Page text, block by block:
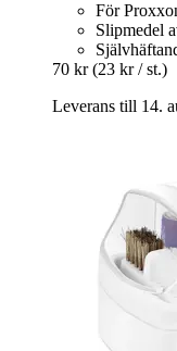
För
Slipmedel
70 kr (23 kr / st.)
Leverans till 14.